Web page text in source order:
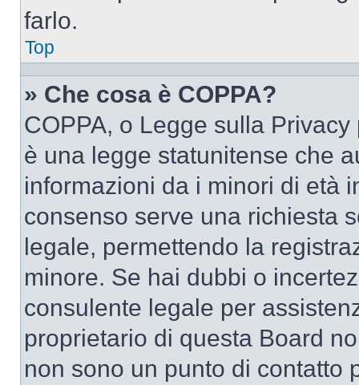
farlo.
Top
» Che cosa è COPPA?
COPPA, o Legge sulla
è una legge statunitense che
informazioni da i minori di età
consenso serve una richiesta
legale, permettendo la
minore. Se hai dubbi o
consulente legale per
proprietario di questa Board
non sono un punto di contatto